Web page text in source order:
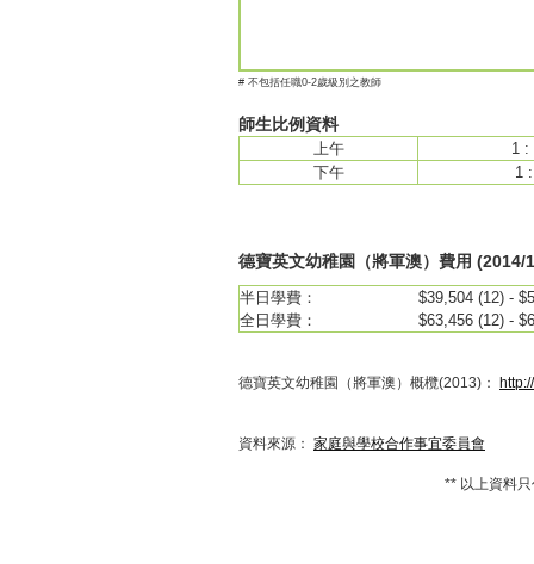
# 不包括任職0-2歲級別之教師
師生比例資料
上午
1 :
下午
1
德寶英文幼稚園（將軍澳）費用 (2014/
半日學費：
$39,504 (12) -
全日學費：
$63,456 (12) -
德寶英文幼稚園（將軍澳）概欖(2013)：
資料來源： 家庭與學校合作事宜委員會
** 以上資料